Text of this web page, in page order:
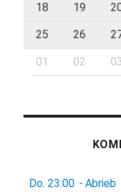
18 19
25 26
01 02 03
Do. 23:00 - Abrieb